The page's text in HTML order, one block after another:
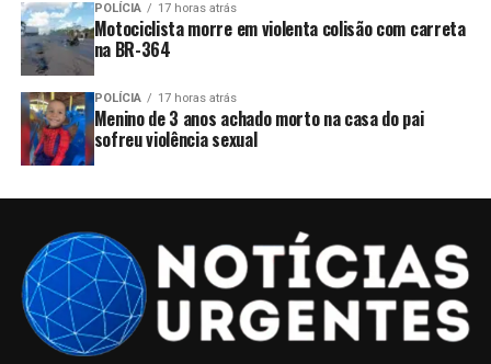
POLÍCIA 17 horas atrás
Motociclista morre em violenta colisão com carreta
na BR-364
POLÍCIA 17 horas atrás
Menino de 3 anos achado morto na casa do pai
sofreu violência sexual